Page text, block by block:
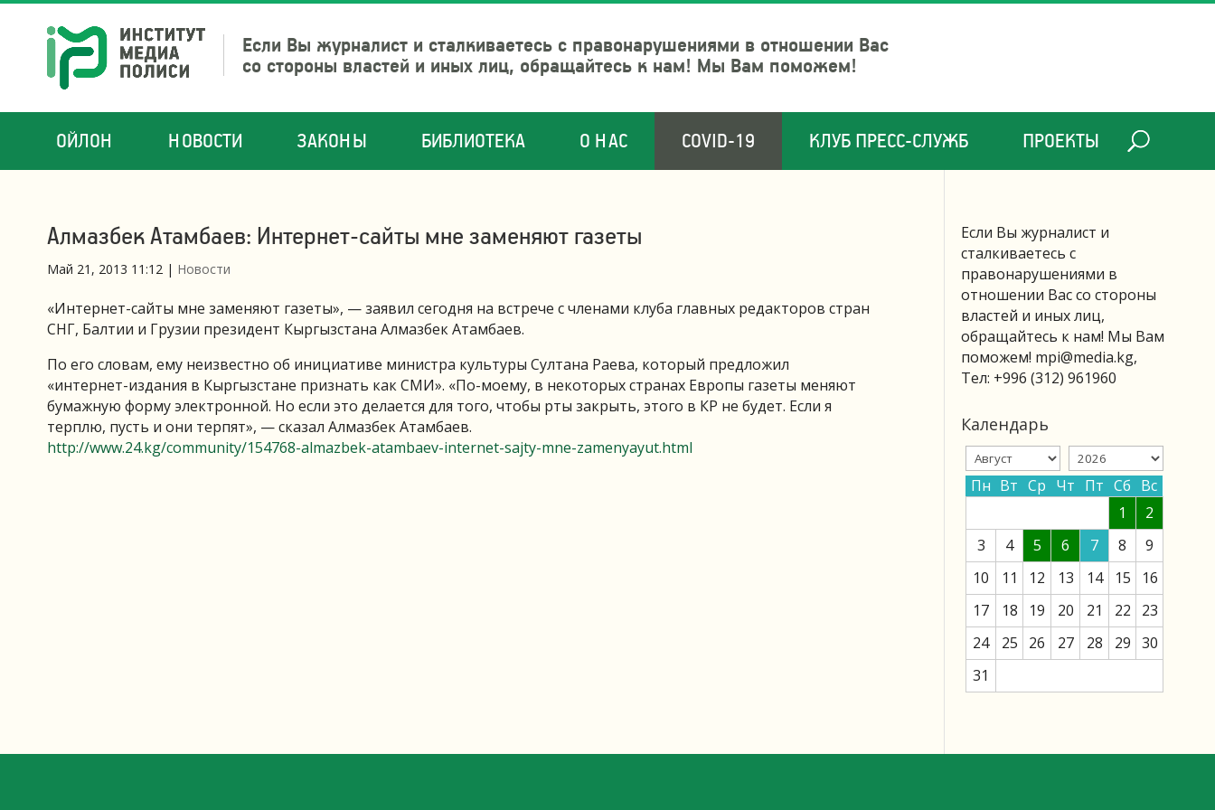
Если Вы журналист и сталкиваетесь с правонарушениями в отношении Вас
со стороны властей и иных лиц, обращайтесь к нам! Мы Вам поможем!
ОЙЛОН НОВОСТИ ЗАКОНЫ БИБЛИОТЕКА О НАС COVID-19 КЛУБ ПРЕСС-СЛУЖБ ПРОЕКТЫ
Алмазбек Атамбаев: Интернет-сайты мне заменяют газеты
Май 21, 2013 11:12 | Новости
«Интернет-сайты мне заменяют газеты», — заявил сегодня на встрече с членами клуба главных редакторов стран
СНГ, Балтии и Грузии президент Кыргызстана Алмазбек Атамбаев.
По его словам, ему неизвестно об инициативе министра культуры Султана Раева, который предложил
«интернет-издания в Кыргызстане признать как СМИ». «По-моему, в некоторых странах Европы газеты меняют
бумажную форму электронной. Но если это делается для того, чтобы рты закрыть, этого в КР не будет. Если я
терплю, пусть и они терпят», — сказал Алмазбек Атамбаев.
http://www.24.kg/community/154768-almazbek-atambaev-internet-sajty-mne-zamenyayut.html
Если Вы журналист и
сталкиваетесь с
правонарушениями в
отношении Вас со стороны
властей и иных лиц,
обращайтесь к нам! Мы Вам
поможем! mpi@media.kg,
Тел: +996 (312) 961960
Календарь
Пн Вт Ср Чт Пт Сб Вс
1
2
3
4 5 6 7 8
9
10
11 12 13 14 15
16
17
18 19 20 21 22
23
24
25 26 27 28 29 30
31